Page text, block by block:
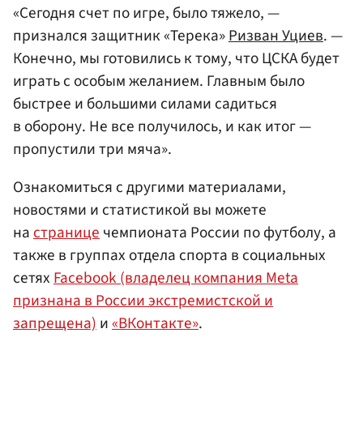
«Сегодня счет по игре, было тяжело, —
признался защитник «Терека»Ризван Уциев. —
Конечно, мы готовились к тому, что ЦСКА будет
играть с особым желанием. Главным было
быстрее и большими силами садиться
в оборону. Не все получилось, и как итог —
пропустили три мяча».
Ознакомиться с другими материалами,
новостями и статистикой вы можете
настраницечемпионата России по футболу, а
также в группах отдела спорта в социальных
сетяхFacebook (владелец компания Meta
признана в России экстремистской и
запрещена)и«ВКонтакте».